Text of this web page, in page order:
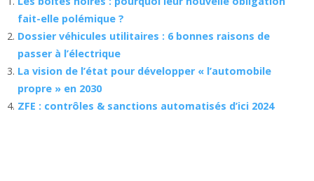
fait-elle polémique ?
Dossier véhicules utilitaires : 6 bonnes raisons de
passer à l’électrique
La vision de l’état pour développer « l’automobile
propre » en 2030
ZFE : contrôles & sanctions automatisés d’ici 2024